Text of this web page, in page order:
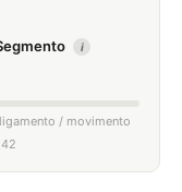
i
/ movimento